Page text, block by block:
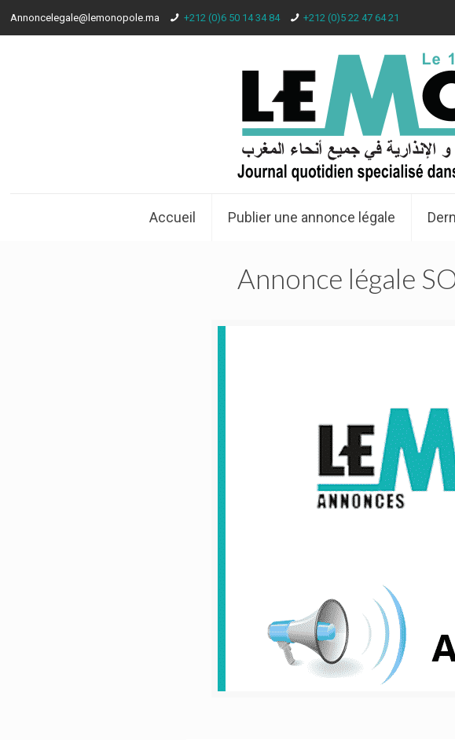
Annoncelegale@lemonopole.ma +212 (0)6 50 14 34 84 +212 (0)5 22 47 64 21
Accueil Publier une annonce légale
Annonce légale